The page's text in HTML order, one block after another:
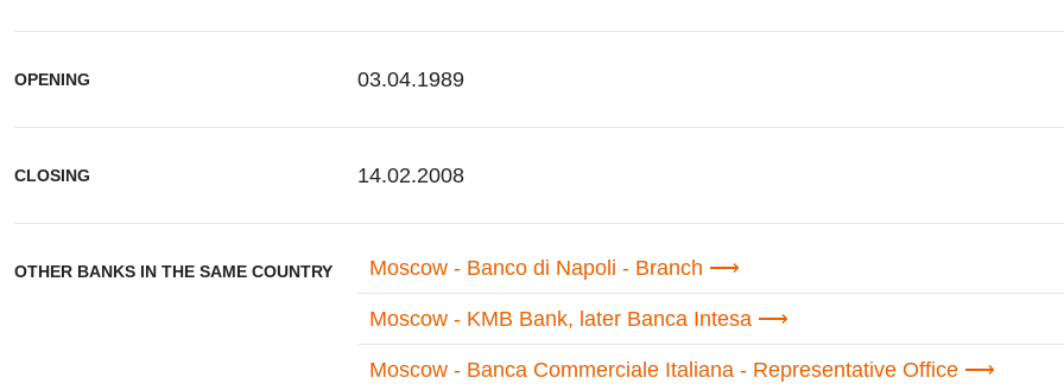
OPENING 03.04.1989
CLOSING 14.02.2008
OTHER BANKS IN THE SAME COUNTRY Moscow - Banco di Napoli - Branch
Moscow - KMB Bank, later Banca Intesa
Moscow - Banca Commerciale Italiana - Representative Office